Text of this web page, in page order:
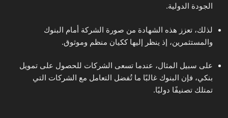
الجودة الدولية.
لذلك، تعزز هذه الشهادة من صورة الشركة أمام البنوك
والمستثمرين، إذ ينظر إليها ككيان منظم وموثوق.
على سبيل المثال، عندما تسعى الشركات للحصول على تمويل
بنكي، فإن البنوك غالبًا ما تُفضل التعامل مع الشركات التي
تمتلك تصنيفًا دوليًا.